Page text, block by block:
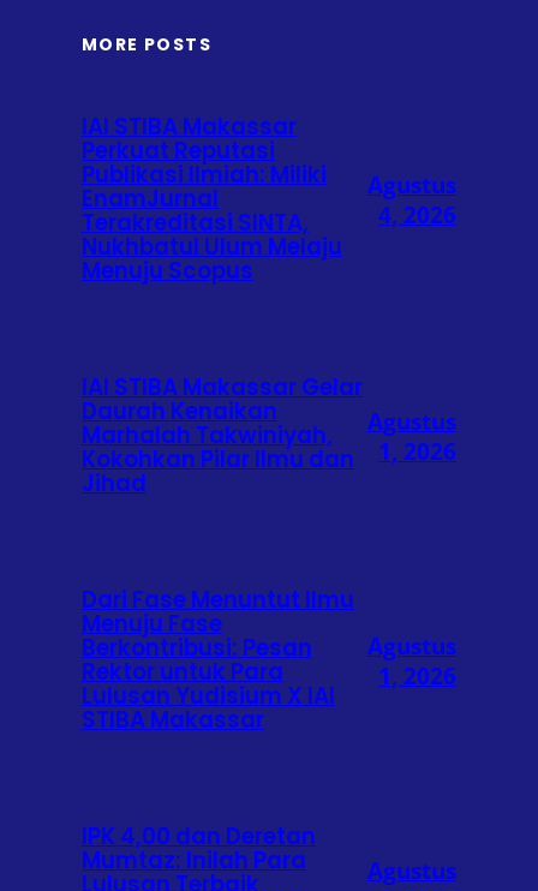
MORE POSTS
IAI STIBA Makassar
Perkuat Reputasi
Publikasi Ilmiah: Miliki
EnamJurnal
Terakreditasi SINTA,
Nukhbatul Ulum Melaju
Menuju Scopus
Agustus
4, 2026
IAI STIBA Makassar Gelar
Daurah Kenaikan
Marhalah Takwiniyah,
Kokohkan Pilar Ilmu dan
Jihad
Agustus
1, 2026
Dari Fase Menuntut Ilmu
Menuju Fase
Berkontribusi: Pesan
Rektor untuk Para
Lulusan Yudisium X IAI
STIBA Makassar
Agustus
1, 2026
IPK 4,00 dan Deretan
Mumtaz: Inilah Para
Lulusan Terbaik
Agustus